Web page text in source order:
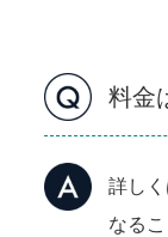
料金
詳し
なる